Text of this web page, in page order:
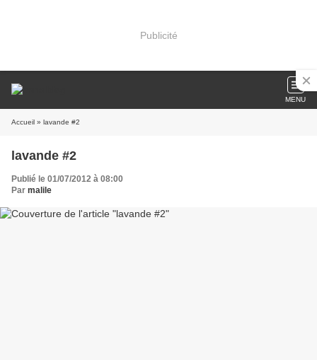
Publicité
MENU
Accueil » lavande #2
lavande #2
Publié le 01/07/2012 à 08:00
Par malile